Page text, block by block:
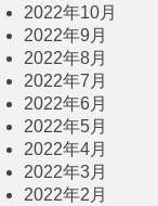
2022年10月
2022年9月
2022年8月
2022年7月
2022年6月
2022年5月
2022年4月
2022年3月
2022年2月